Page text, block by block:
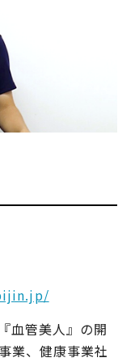
血管美人』の開
業、健康事業社